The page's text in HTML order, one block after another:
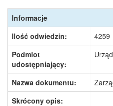
Informacje
Ilość odwiedzin:
4259
Podmiot
udostępniający:
Nazwa dokumentu:
Skrócony opis: